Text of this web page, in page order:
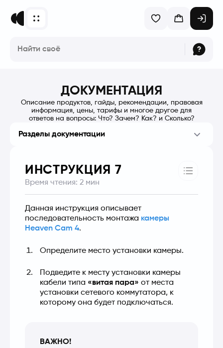
ДОКУМЕНТАЦИЯ
Описание продуктов, гайды, рекомендации, правовая
информация, цены, тарифы и многое другое для
ответов на вопросы: Что? Зачем? Как? и Сколько?
Разделы документации
ИНСТРУКЦИЯ 7
Время чтения: 2 мин
Данная инструкция описывает
последовательность монтажа камеры
Heaven Cam 4.
Определите место установки камеры.
Подведите к месту установки камеры
кабели типа «витая пара» от места
установки сетевого коммутатора, к
которому она будет подключаться.
ВАЖНО!